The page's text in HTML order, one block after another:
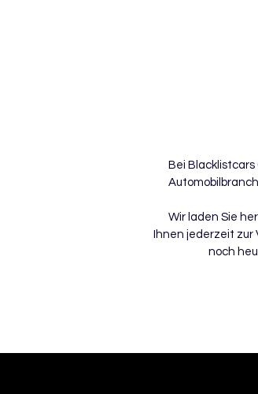
Bei
Wir laden Sie
Ihnen jederzeit
noch